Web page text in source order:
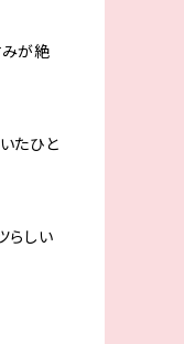
みが絶
たひと
らしい